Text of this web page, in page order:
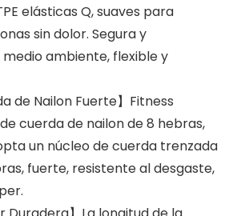
elásticas Q, suaves para
sin dolor. Segura y
ambiente, flexible y
de Nailon Fuerte】Fitness
cuerda de nailon de 8 hebras,
un núcleo de cuerda trenzada
fuerte, resistente al desgaste,